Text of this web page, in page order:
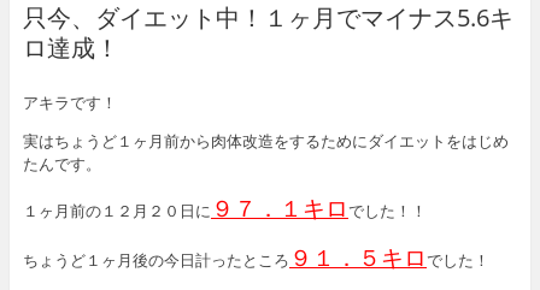
只今、ダイエット中！１ヶ月でマイナス5.6キ
ロ達成！
アキラです！
実はちょうど１ヶ月前から肉体改造をするためにダイエットをはじめ
たんです。
１ヶ月前の１２月２０日に ９７．１キロでした！！
ちょうど１ヶ月後の今日計ったところ ９１．５キロでした！